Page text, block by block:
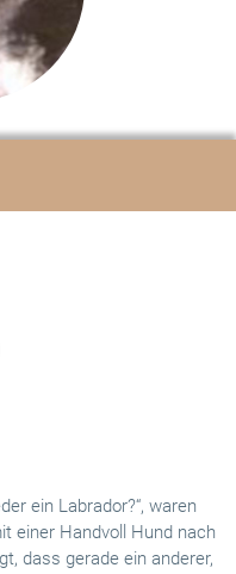
ein Labrador?“, waren
einer Handvoll Hund nach
dass gerade ein anderer,